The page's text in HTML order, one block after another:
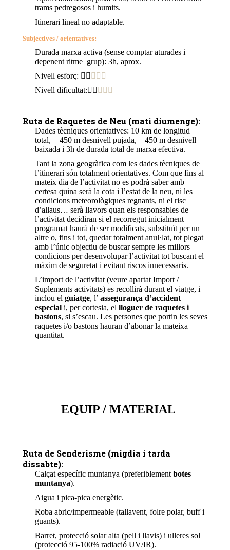
trams pedregosos i humits.
Itinerari lineal no adaptable.
Subjectives / orientatives:
Durada marxa activa (sense comptar aturades i
depenent ritme grup): 3h, aprox.
Nivell esforç:
Nivell dificultat:
Ruta de Raquetes de Neu (matí diumenge):
Dades tècniques orientatives: 10 km de longitud
total, + 450 m desnivell pujada, – 450 m desnivell
baixada i 3h de durada total de marxa efectiva.
Tant la zona geogràfica com les dades tècniques de
l’itinerari són totalment orientatives. Com que fins al
mateix dia de l’activitat no es podrà saber amb
certesa quina serà la cota i l’estat de la neu, ni les
condicions meteorològiques regnants, ni el risc
d’allaus… serà llavors quan els responsables de
l’activitat decidiran si el recorregut inicialment
programat haurà de ser modificats, substituït per un
altre o, fins i tot, quedar totalment anul·lat, tot plegat
amb l’únic objectiu de buscar sempre les millors
condicions per desenvolupar l’activitat tot buscant el
màxim de seguretat i evitant riscos innecessaris.
L’import de l’activitat (veure apartat Import /
Suplements activitats) es recollirà durant el viatge, i
inclou el guiatge, l’ assegurança d’accident
especial i, per cortesia, el lloguer de raquetes i
bastons, si s’escau. Les persones que portin les seves
raquetes i/o bastons hauran d’abonar la mateixa
quantitat.
EQUIP / MATERIAL
Ruta de Senderisme (migdia i tarda
dissabte):
Calçat específic muntanya (preferiblement botes
muntanya).
Aigua i pica-pica energètic.
Roba abric/impermeable (tallavent, folre polar, buff i
guants).
Barret, protecció solar alta (pell i llavis) i ulleres sol
(protecció 95-100% radiació UV/IR).